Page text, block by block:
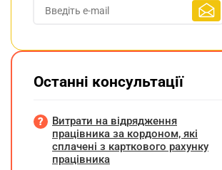
Останні консультації
Витрати на відрядження
працівника за кордоном, які
сплачені з карткового рахунку
працівника